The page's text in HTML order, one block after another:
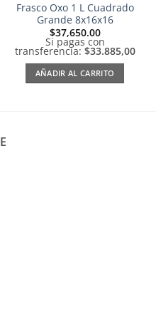
Frasco Oxo 1 L Cuadrado
Grande 8x16x16
$37,650.00
Si pagas con
transferencia: $33.885,00
AÑADIR AL CARRITO